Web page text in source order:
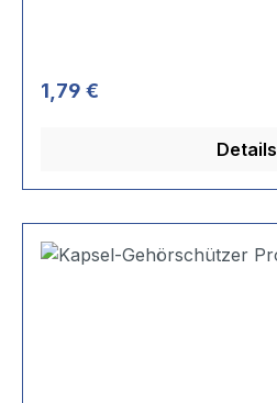
Regulärer Preis:
1,79 €
Details